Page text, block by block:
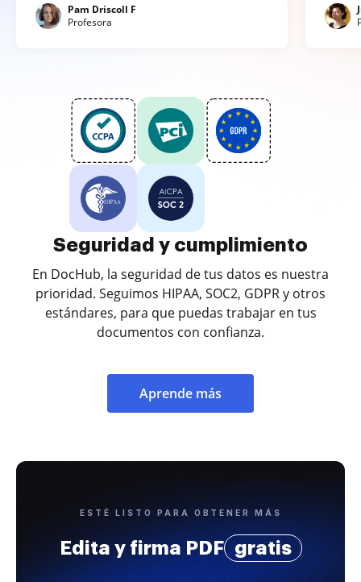
Pam Driscoll F
Profesora
Seguridad y cumplimiento
En DocHub, la seguridad de tus datos es nuestra
prioridad. Seguimos HIPAA, SOC2, GDPR y otros
estándares, para que puedas trabajar en tus
documentos con confianza.
Aprende más
ESTÉ LISTO PARA OBTENER MÁS
Edita y firma PDF gratis